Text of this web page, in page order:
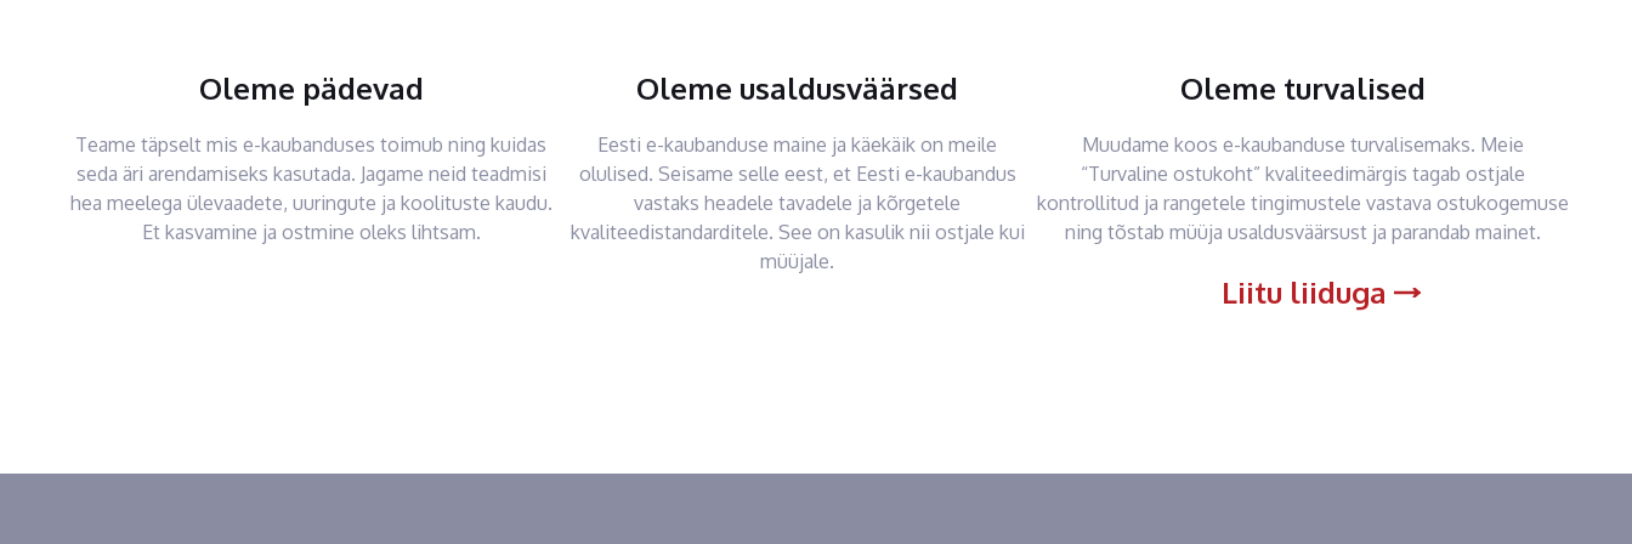
Oleme pädevad
Teame täpselt mis e-kaubanduses toimub ning kuidas
seda äri arendamiseks kasutada. Jagame neid teadmisi
hea meelega ülevaadete, uuringute ja koolituste kaudu.
Et kasvamine ja ostmine oleks lihtsam.
Oleme usaldusväärsed
Eesti e-kaubanduse maine ja käekäik on meile
olulised. Seisame selle eest, et Eesti e-kaubandus
vastaks headele tavadele ja kõrgetele
kvaliteedistandarditele. See on kasulik nii ostjale kui
müüjale.
Oleme turvalised
Muudame koos e-kaubanduse turvalisemaks. Meie
“Turvaline ostukoht” kvaliteedimärgis tagab ostjale
kontrollitud ja rangetele tingimustele vastava ostukogemuse
ning tõstab müüja usaldusväärsust ja parandab mainet.
Liitu liiduga